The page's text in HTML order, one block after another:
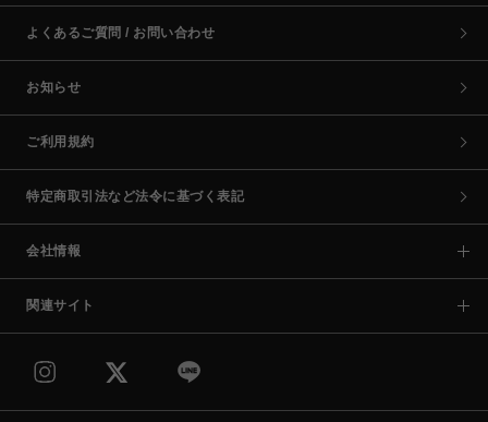
よくあるご質問 / お問い合わせ
お知らせ
ご利用規約
特定商取引法など法令に基づく表記
会社情報
関連サイト